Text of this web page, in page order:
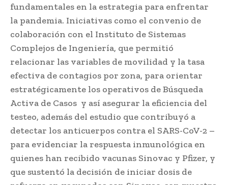
fundamentales en la estrategia para enfrentar
la pandemia. Iniciativas como el convenio de
colaboración con el Instituto de Sistemas
Complejos de Ingeniería, que permitió
relacionar las variables de movilidad y la tasa
efectiva de contagios por zona, para orientar
estratégicamente los operativos de Búsqueda
Activa de Casos y así asegurar la eficiencia del
testeo, además del estudio que contribuyó a
detectar los anticuerpos contra el SARS-CoV-2 –
para evidenciar la respuesta inmunológica en
quienes han recibido vacunas Sinovac y Pfizer, y
que sustentó la decisión de iniciar dosis de